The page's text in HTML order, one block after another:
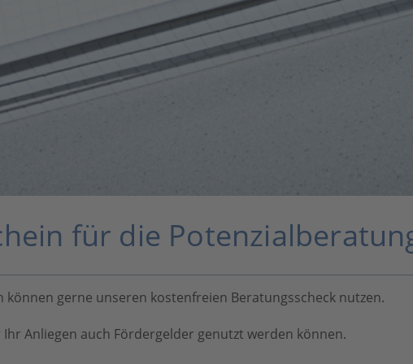
für die
gerne unseren kostenfreien Beratungsscheck nutzen.
Anliegen auch Fördergelder genutzt werden können.